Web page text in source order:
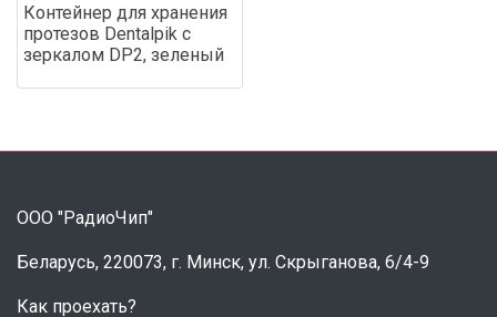
Контейнер для хранения
протезов Dentalpik с
зеркалом DP2, зеленый
ООО "РадиоЧип"
Беларусь, 220073, г. Минск, ул. Скрыганова, 6/4-9
Как проехать?